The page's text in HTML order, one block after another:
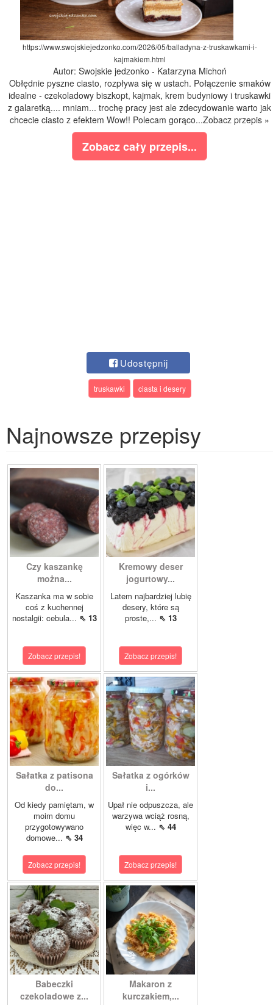
https://www.swojskiejedzonko.com/2026/05/balladyna-z-truskawkami-i-
kajmakiem.html
Autor: Swojskie jedzonko - Katarzyna Michoń
Obłędnie pyszne ciasto, rozpływa się w ustach. Połączenie smaków
idealne - czekoladowy biszkopt, kajmak, krem budyniowy i truskawki
z galaretką.... mniam... trochę pracy jest ale zdecydowanie warto jak
chcecie ciasto z efektem Wow!! Polecam gorąco...Zobacz przepis »
Zobacz cały przepis...
Udostępnij
truskawki ciasta i desery
Najnowsze przepisy
Czy kaszankę
można...
Kaszanka ma w sobie
coś z kuchennej
nostalgii: cebula... ⇖ 13
Zobacz przepis!
Kremowy deser
jogurtowy...
Latem najbardziej lubię
desery, które są
proste,... ⇖ 13
Zobacz przepis!
Sałatka z patisona
do...
Od kiedy pamiętam, w
moim domu
przygotowywano
domowe... ⇖ 34
Zobacz przepis!
Sałatka z ogórków
i...
Upał nie odpuszcza, ale
warzywa wciąż rosną,
więc w... ⇖ 44
Zobacz przepis!
Babeczki
czekoladowe z...
Makaron z
kurczakiem,...